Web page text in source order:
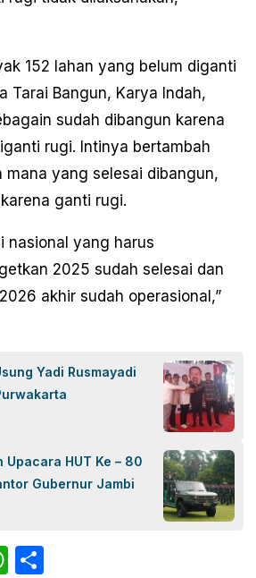
152 lahan yang belum diganti
Tarai Bangun, Karya Indah,
sudah dibangun karena
rugi. Intinya bertambah
mana yang selesai dibangun,
ganti rugi.
nasional yang harus
2025 sudah selesai dan
akhir sudah operasional,”
Yadi Rusmayadi
Upacara HUT Ke – 80
Gubernur Jambi
WhatsApp